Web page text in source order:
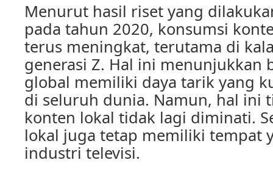
Menurut hasil riset yang
pada tahun 2020, konsumsi
terus meningkat, terutama di
generasi Z. Hal ini menunjukkan
global memiliki daya tarik yang
di seluruh dunia. Namun, hal ini
konten lokal tidak lagi diminati.
lokal juga tetap memiliki tempat
industri televisi.